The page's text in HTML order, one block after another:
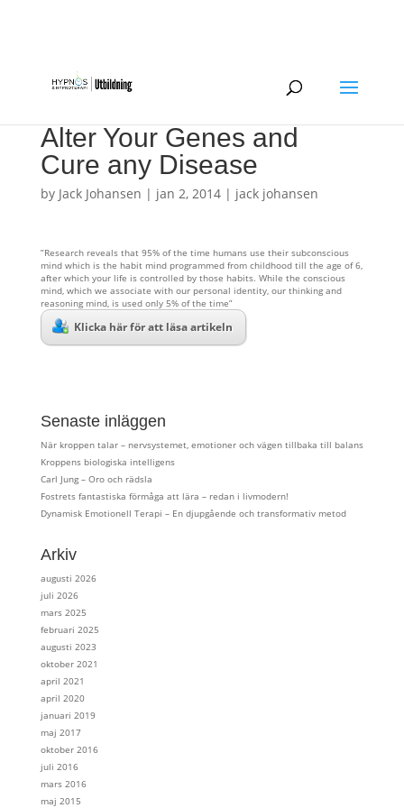
Alter Your Genes and
Cure any Disease
by Jack Johansen | jan 2, 2014| jack johansen
”Research reveals that 95% of the time humans use their subconscious
mind which is the habit mind programmed from childhood till the age of 6,
after which your life is controlled by those habits. While the conscious
mind, which we associate with our personal identity, our thinking and
reasoning mind, is used only 5% of the time”
Klicka här för att läsa artikeln
Senaste inläggen
När kroppen talar – nervsystemet, emotioner och vägen tillbaka till balans
Kroppens biologiska intelligens
Carl Jung – Oro och rädsla
Fostrets fantastiska förmåga att lära – redan i livmodern!
Dynamisk Emotionell Terapi – En djupgående och transformativ metod
Arkiv
augusti 2026
juli 2026
mars 2025
februari 2025
augusti 2023
oktober 2021
april 2021
april 2020
januari 2019
maj 2017
oktober 2016
juli 2016
mars 2016
maj 2015